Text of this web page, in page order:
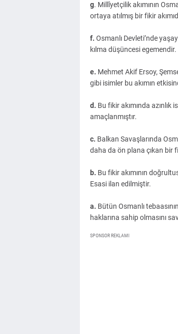
g. Millîyetçilik akımının
ortaya atılmış bir fikir
f. Osmanlı Devleti’nde
kılma düşüncesi egemendir.
e. Mehmet Akif Ersoy,
gibi isimler bu akımın
d. Bu fikir akımında azınlık
amaçlanmıştır.
c. Balkan Savaşlarında
daha da ön plana çıkan bir
b. Bu fikir akımının
Esasi ilan edilmiştir.
a. Bütün Osmanlı
haklarına sahip olmasını
SPONSOR REKLAMI